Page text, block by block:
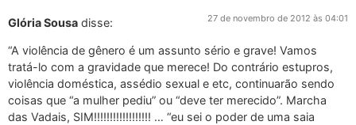
Glória Sousa disse: 27 de novembro de 2012 às 04:01
“A violência de gênero é um assunto sério e grave! Vamos
tratá-lo com a gravidade que merece! Do contrário estupros,
violência doméstica, assédio sexual e etc, continuarão sendo
coisas que “a mulher pediu” ou “deve ter merecido”. Marcha
das Vadais, SIM!!!!!!!!!!!!!!!!!! … “eu sei o poder de uma saia